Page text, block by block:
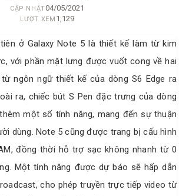
CẬP NHẬT04/05/2021
LƯỢT XEM 1,129
ở Galaxy Note 5 là thiết kế làm từ kim
với phần mặt lưng được vuốt cong về hai
ngôn ngữ thiết kế của dòng S6 Edge ra
ra, chiếc bút S Pen đặc trưng của dòng
một số tính năng, mang đến sự thuận
dùng. Note 5 cũng được trang bị cấu hình
đồng thời hỗ trợ sạc không nhanh từ 0
Một tính năng được dự báo sẽ hấp dẫn
cho phép truyền trực tiếp video từ